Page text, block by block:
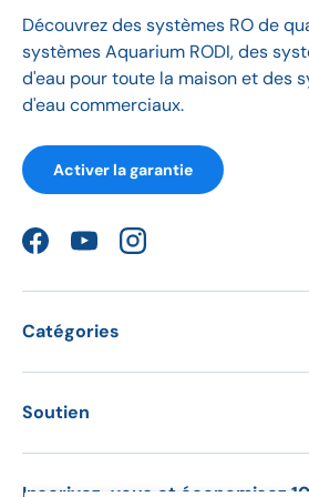
Découvrez des systèmes RO de
systèmes Aquarium RODI, des
d'eau pour toute la maison et des
d'eau commerciaux.
Activer la garantie
FacebookYouTubeInstagram
Catégories
Soutien